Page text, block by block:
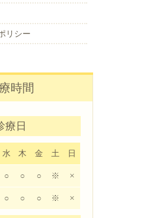
リシー
時間
療日
水 木 金 土 日
○ ○ ○ ※ ×
○ ○ ○ ※ ×